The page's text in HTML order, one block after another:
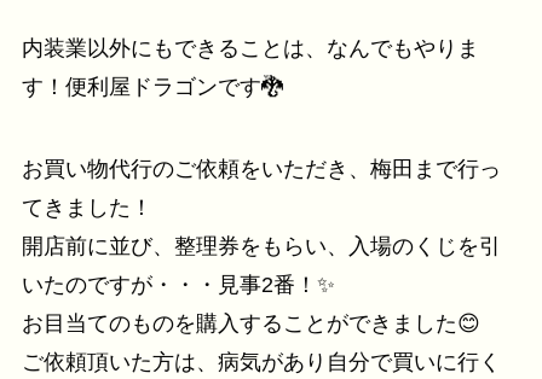
内装業以外にもできることは、なんでもやりま
す！便利屋ドラゴンです🐉
お買い物代行のご依頼をいただき、梅田まで行っ
てきました！
開店前に並び、整理券をもらい、入場のくじを引
いたのですが・・・見事2番！✨
お目当てのものを購入することができました😊
ご依頼頂いた方は、病気があり自分で買いに行く